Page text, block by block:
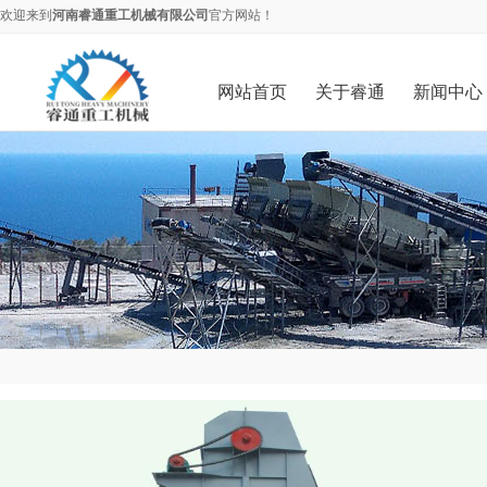
欢迎来到 河南睿通重工机械有限公司 官方网站！
网站首页 关于睿通 新闻中心